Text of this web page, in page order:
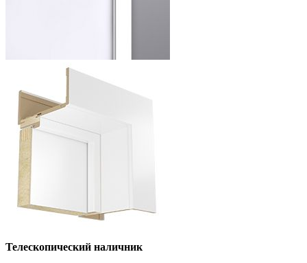
Телескопический наличник